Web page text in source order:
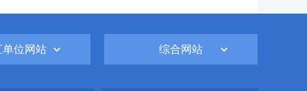
单位网站 综合网站